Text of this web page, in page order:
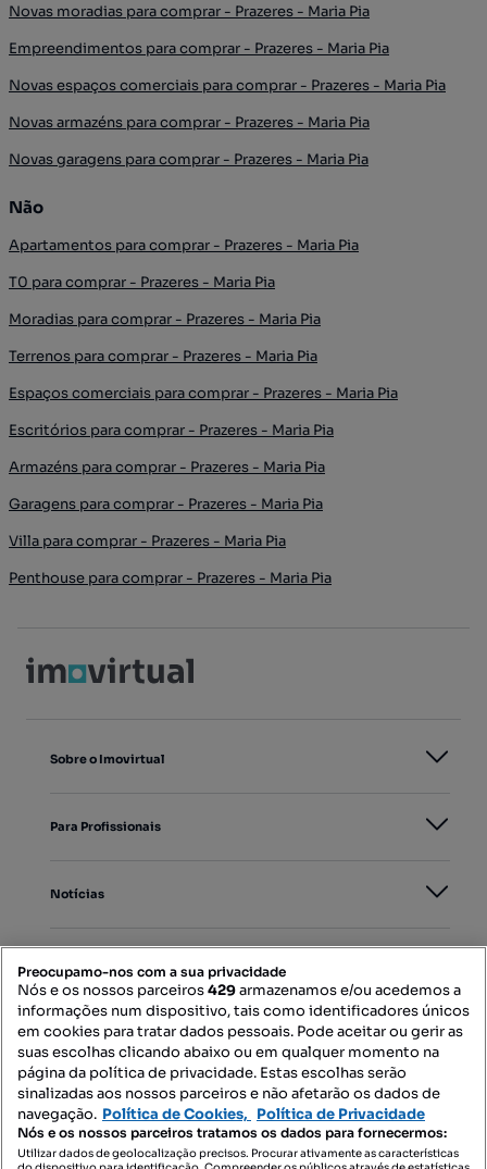
Novas moradias para comprar - Prazeres - Maria Pia
Empreendimentos para comprar - Prazeres - Maria Pia
Novas espaços comerciais para comprar - Prazeres - Maria Pia
Novas armazéns para comprar - Prazeres - Maria Pia
Novas garagens para comprar - Prazeres - Maria Pia
Não
Apartamentos para comprar - Prazeres - Maria Pia
T0 para comprar - Prazeres - Maria Pia
Moradias para comprar - Prazeres - Maria Pia
Terrenos para comprar - Prazeres - Maria Pia
Espaços comerciais para comprar - Prazeres - Maria Pia
Escritórios para comprar - Prazeres - Maria Pia
Armazéns para comprar - Prazeres - Maria Pia
Garagens para comprar - Prazeres - Maria Pia
Villa para comprar - Prazeres - Maria Pia
Penthouse para comprar - Prazeres - Maria Pia
Sobre o Imovirtual
Para Profissionais
Notícias
Mapa do Site
Contacte-nos
Preocupamo-nos com a sua privacidade
Nós e os nossos parceiros429armazenamos e/ou acedemos a
informações num dispositivo, tais como identificadores únicos
em cookies para tratar dados pessoais. Pode aceitar ou gerir as
suas escolhas clicando abaixo ou em qualquer momento na
página da política de privacidade. Estas escolhas serão
sinalizadas aos nossos parceiros e não afetarão os dados de
navegação. Política de Cookies, Política de Privacidade
Nós e os nossos parceiros tratamos os dados para fornecermos:
Utilizar dados de geolocalização precisos. Procurar ativamente as características